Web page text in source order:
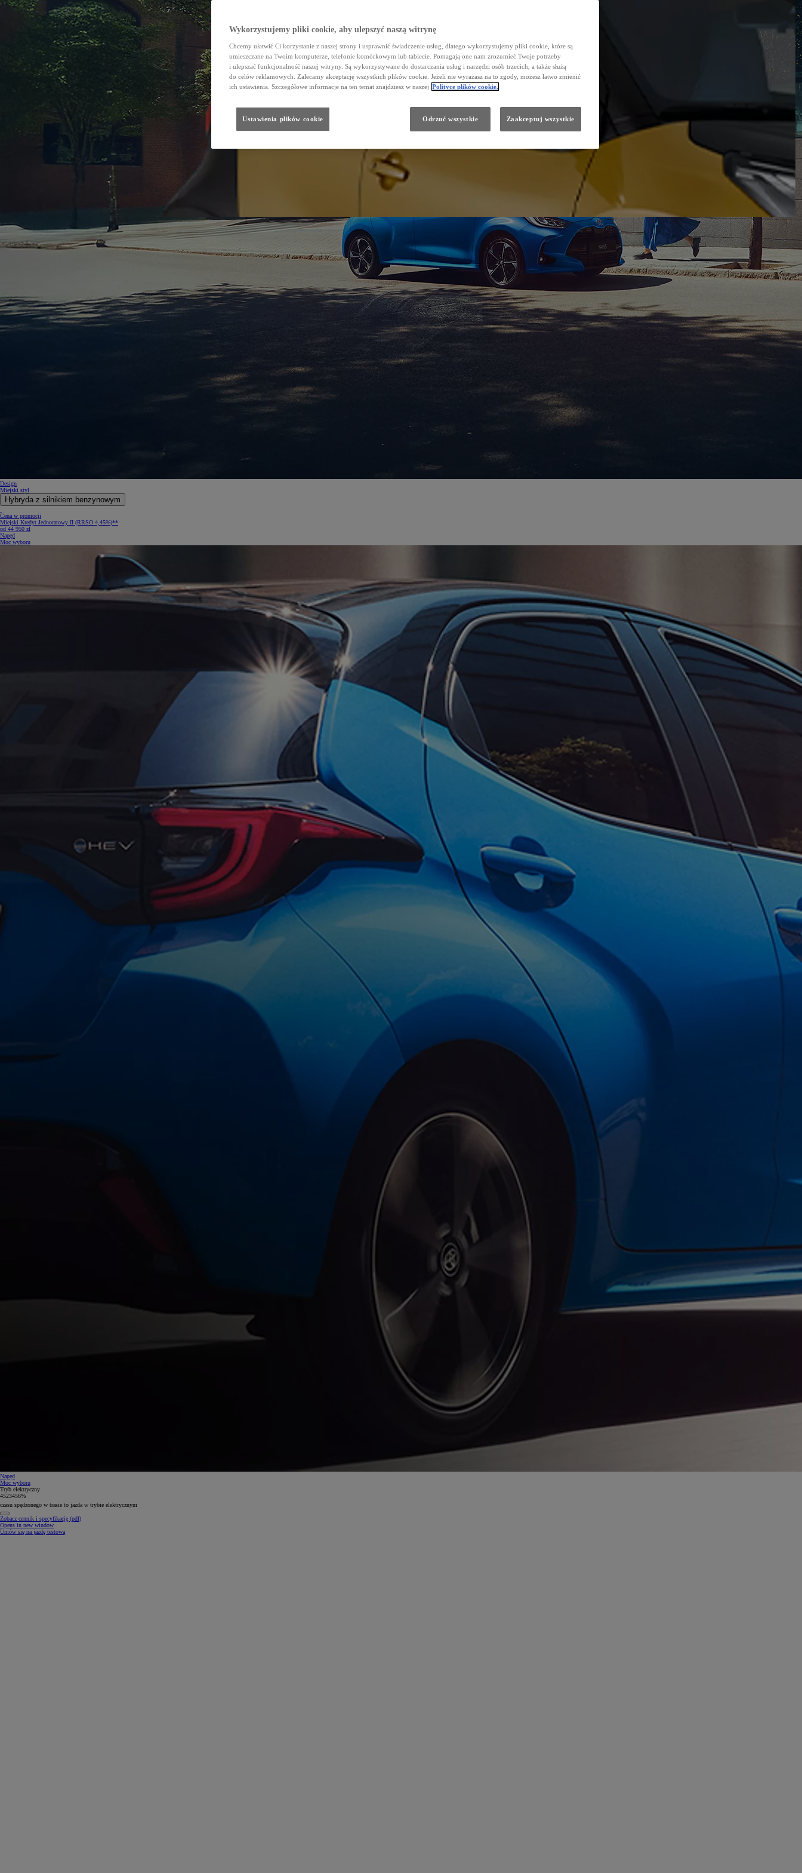
Design
Miejski styl
Hybryda z silnikiem benzynowym
Cena w promocji
Miejski Kredyt Jednoratowy II (RRSO 4,45%)**
od 44 950 zł
Napęd
Moc wyboru
Napęd
Moc wyboru
Tryb elektryczny
4523456%
czasu spędzonego w trasie to jazda w trybie elektrycznym
Zobacz cennik i specyfikację (pdf)
Opens in new window
Umów się na jazdę testową
Wykorzystujemy pliki cookie, aby ulepszyć naszą witrynę
Chcemy ułatwić Ci korzystanie z naszej strony i usprawnić świadczenie usług, dlatego wykorzystujemy pliki cookie, które są
umieszczane na Twoim komputerze, telefonie komórkowym lub tablecie. Pomagają one nam zrozumieć Twoje potrzeby
i ulepszać funkcjonalność naszej witryny. Są wykorzystywane do dostarczania usług i narzędzi osób trzecich, a także służą
do celów reklamowych. Zalecamy akceptację wszystkich plików cookie. Jeżeli nie wyrażasz na to zgody, możesz łatwo zmienić
ich ustawienia. Szczegółowe informacje na ten temat znajdziesz w naszej Polityce plików cookie.
Ustawienia plików cookie Odrzuć wszystkie Zaakceptuj wszystkie